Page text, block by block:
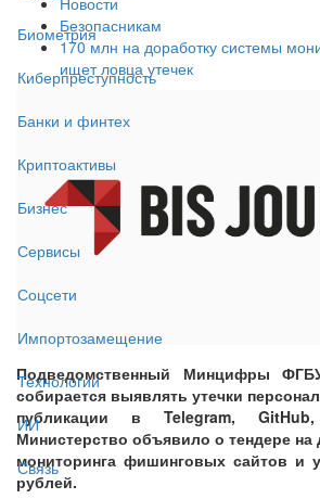
Биометрия
Киберпреступность
Банки и финтех
Криптоактивы
Бизнес
Сервисы
Соцсети
Импортозамещение
Технологии
ИИ
Связь
Безопасникам
170 млн на доработку системы
ищет ловца утечек
Подведомственный Минцифры
собирается выявлять утечки
публикации в Telegram,
Министерство объявило о тендере на
мониторинга фишинговых сайтов и
рублей.